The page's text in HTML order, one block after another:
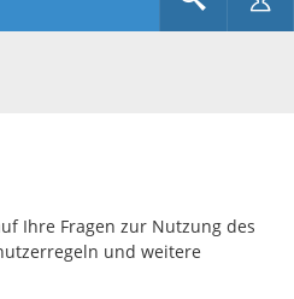
Ihre Fragen zur Nutzung des
und weitere